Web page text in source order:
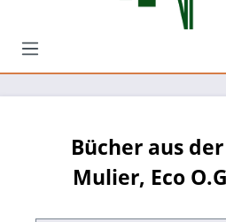
Bücher aus
Mulier, Eco